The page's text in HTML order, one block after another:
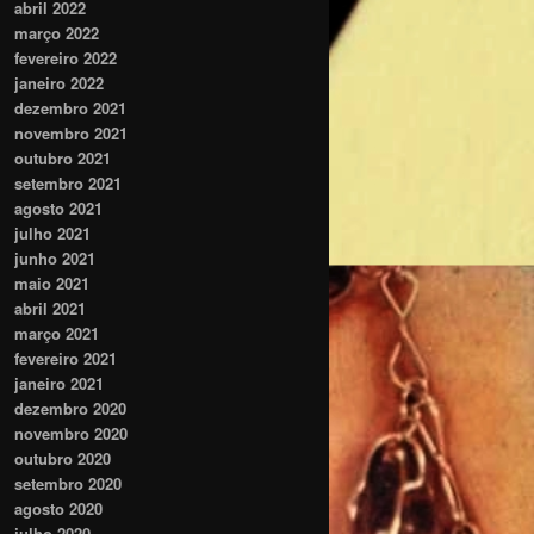
abril 2022
março 2022
fevereiro 2022
janeiro 2022
dezembro 2021
novembro 2021
outubro 2021
setembro 2021
agosto 2021
julho 2021
junho 2021
maio 2021
abril 2021
março 2021
fevereiro 2021
janeiro 2021
dezembro 2020
novembro 2020
outubro 2020
setembro 2020
agosto 2020